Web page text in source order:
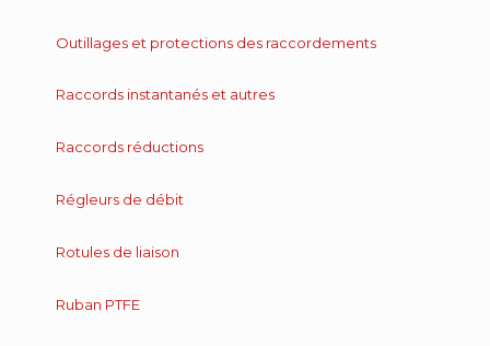
Outillages et protections des raccordements
Raccords instantanés et autres
Raccords réductions
Régleurs de débit
Rotules de liaison
Ruban PTFE